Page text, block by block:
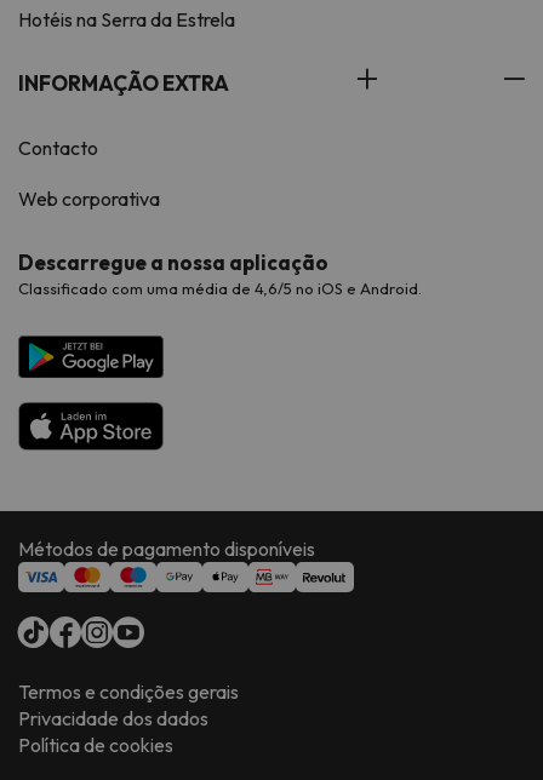
Hotéis na Serra da Estrela
INFORMAÇÃO EXTRA
Contacto
Web corporativa
Descarregue a nossa aplicação
Classificado com uma média de 4,6/5 no iOS e Android.
Métodos de pagamento disponíveis
Termos e condições gerais
Privacidade dos dados
Política de cookies